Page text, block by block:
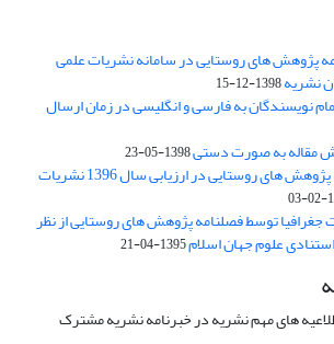
پژوهش های روستایی در سامانه نشریات علمی
نشریه1398-12-15
نویسندگان به فارسی و انگلیسی در زمان ارسال
مقاله به صورت دستی1398-05-23
کسب رتبه A فصلنامه پژوهش های روستایی در ارزیابی سال 1396 نشریات
توسط فصلنامه پژوهش های روستایی از نظر
علوم جهان اسلام1395-04-21
های مهم نشریه در خبرنامه نشریه مشترک